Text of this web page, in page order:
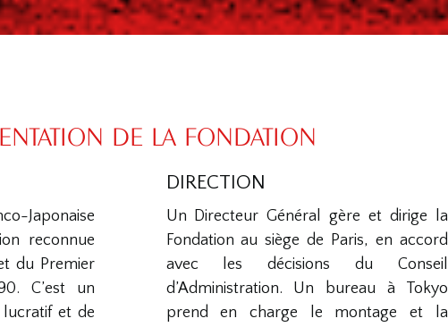
DE LA FONDATION
reconnue
du Premier
C’est un
lucratif et de
DIRECTION
Un Directeur Général gère et dirige la
Fondation au siège de Paris, en accord
avec les décisions du Conseil
d’Administration. Un bureau à Tokyo
prend en charge le montage et la